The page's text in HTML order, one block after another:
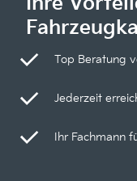
Top Beratung
Jederzeit
Ihr Fachmann